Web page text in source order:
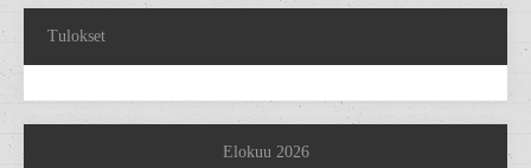
Tulokset
Elokuu 2026